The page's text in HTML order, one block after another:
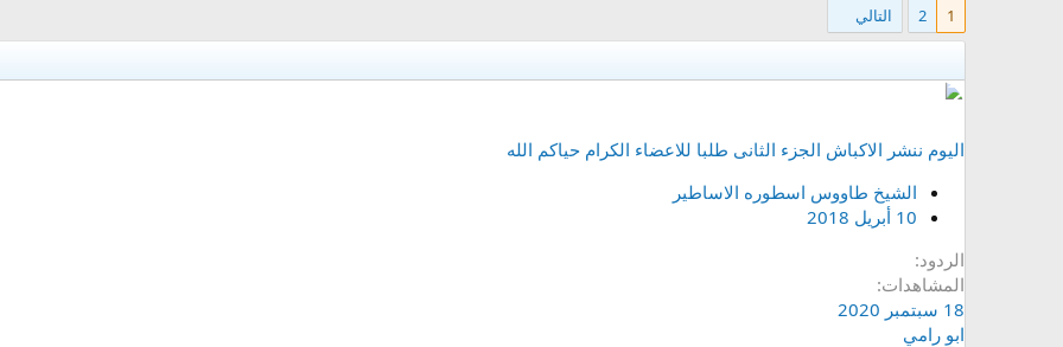
1
2 التالي
اليوم ننشر الاكباش الجزء الثانى طلبا للاعضاء الكرام حياكم الله
الشيخ طاووس اسطوره الاساطير
10 أبريل 2018
الردود
المشاهدات
18 سبتمبر 2020
ابو رامي